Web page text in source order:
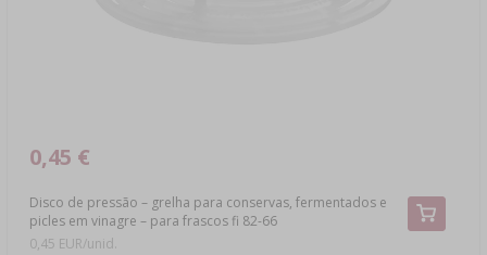
Disco de pressão – grelha para conservas, fermentados e
picles em vinagre – para frascos fi 82-66
0,45 €
0,45 EUR/unid.